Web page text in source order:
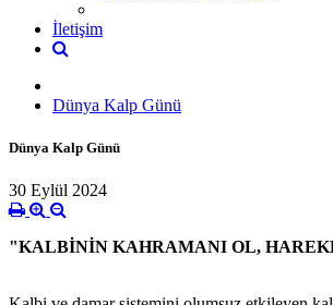
İletişim
Dünya Kalp Günü
Dünya Kalp Günü
30 Eylül 2024
"KALBİNİN KAHRAMANI OL,